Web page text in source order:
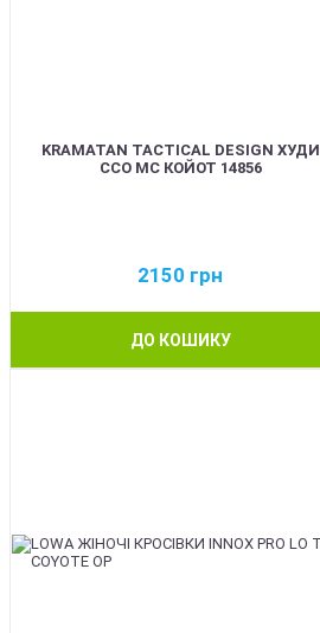
KRAMATAN TACTICAL DESIGN ХУДИ
ССО МС КОЙОТ 14856
2150 грн
ДО КОШИКУ